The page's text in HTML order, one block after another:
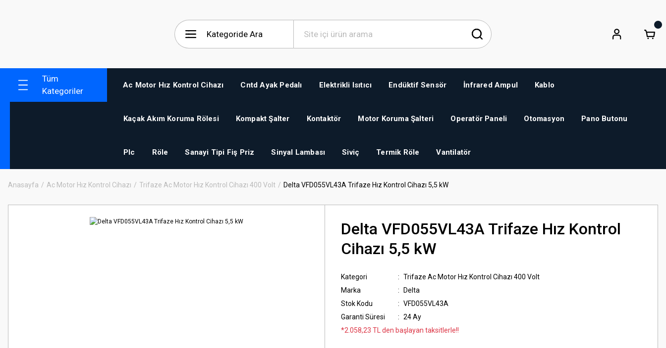
Tüm
Kategoriler
Ac Motor Hız Kontrol Cihazı Cntd Ayak Pedalı Elektrikli Isıtıcı Endüktif Sensör İnfrared Ampul Kablo
Kaçak Akım Koruma Rölesi Kompakt Şalter Kontaktör Motor Koruma Şalteri Operatör Paneli Otomasyon Pano Butonu
Plc Röle Sanayi Tipi Fiş Priz Sinyal Lambası Siviç Termik Röle Vantilatör
Anasayfa Ac Motor Hız Kontrol Cihazı Trifaze Ac Motor Hız Kontrol Cihazı 400 Volt Delta VFD055VL43A Trifaze Hız Kontrol Cihazı 5,5 kW
Delta VFD055VL43A Trifaze Hız Kontrol
Cihazı 5,5 kW
Kategori
Trifaze Ac Motor Hız Kontrol Cihazı 400 Volt
Marka
Delta
Stok Kodu
VFD055VL43A
Garanti Süresi
24 Ay
*2.058,23 TL den başlayan taksitlerle!!